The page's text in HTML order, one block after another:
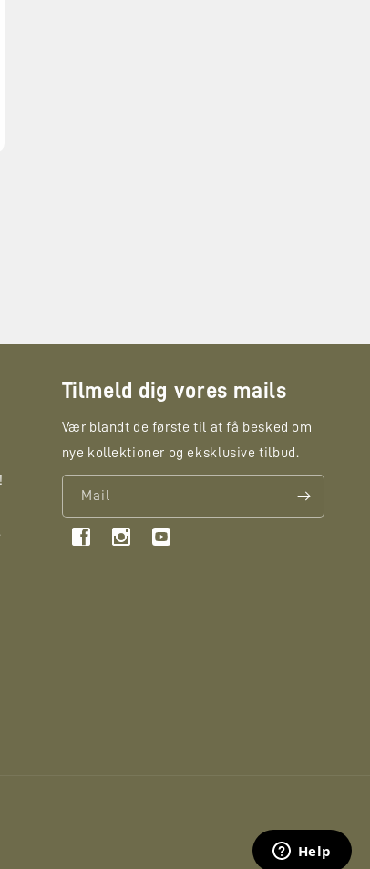
Tilmeld dig vores mails
Vær blandt de første til at få besked om
nye kollektioner og eksklusive tilbud.
Mail
FacebookInstagramYouTube